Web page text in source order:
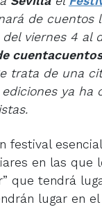
de cuentos
viernes 4 al
trata de una
ya ha
festival
en las que
que tendrá
lugar en